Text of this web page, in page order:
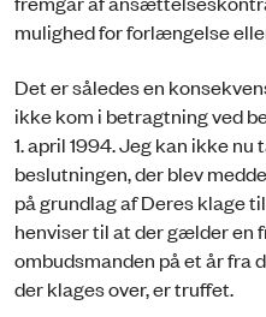
mulighed for forlængelse
Det er således en
ikke kom i betragtning ved
1. april 1994. Jeg kan ikke
beslutningen, der blev
på grundlag af Deres klage
henviser til at der gælder en
ombudsmanden på et år fra
der klages over, er truffet.